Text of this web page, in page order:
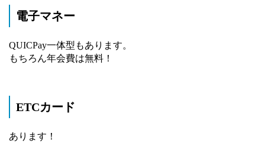
電子マネー
QUICPay一体型もあります。
もちろん年会費は無料！
ETCカード
あります！